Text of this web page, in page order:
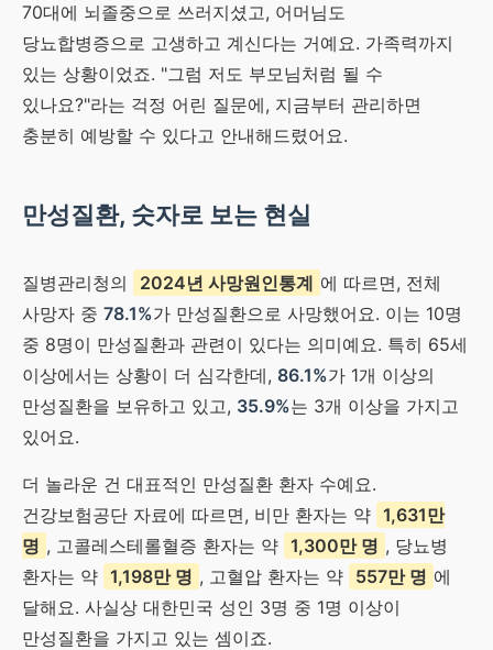
70대에 뇌졸중으로 쓰러지셨고, 어머님도
당뇨합병증으로 고생하고 계신다는 거예요. 가족력까지
있는 상황이었죠. "그럼 저도 부모님처럼 될 수
있나요?"라는 걱정 어린 질문에, 지금부터 관리하면
충분히 예방할 수 있다고 안내해드렸어요.
만성질환, 숫자로 보는 현실
질병관리청의 2024년 사망원인통계 에 따르면, 전체
사망자 중 78.1%가 만성질환으로 사망했어요. 이는 10명
중 8명이 만성질환과 관련이 있다는 의미예요. 특히 65세
이상에서는 상황이 더 심각한데, 86.1%가 1개 이상의
만성질환을 보유하고 있고, 35.9%는 3개 이상을 가지고
있어요.
더 놀라운 건 대표적인 만성질환 환자 수예요.
건강보험공단 자료에 따르면, 비만 환자는 약 1,631만
명 , 고콜레스테롤혈증 환자는 약 1,300만 명 , 당뇨병
환자는 약 1,198만 명 , 고혈압 환자는 약 557만 명 에
달해요. 사실상 대한민국 성인 3명 중 1명 이상이
만성질환을 가지고 있는 셈이죠.